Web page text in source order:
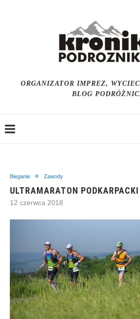
ORGANIZATOR IMPREZ,
BLOG
Bieganie Zawody
ULTRAMARATON
12 czerwca 2018